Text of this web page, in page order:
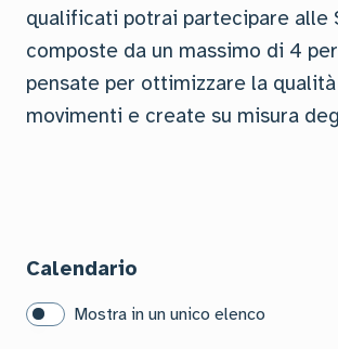
qualificati potrai partecipare alle
composte da un massimo di 4
pensate per ottimizzare la
movimenti e create su misura
Calendario
Mostra in un unico elenco